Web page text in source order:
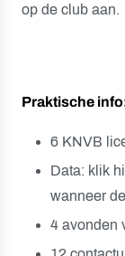
op de club aan.
Praktische
6 KNVB
Data: klik
wanneer
4 avonden